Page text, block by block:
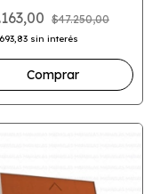
PARA BASE
$47.250,00
sin interés